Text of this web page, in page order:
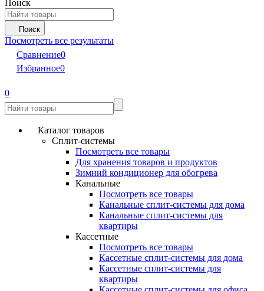
Поиск
Поиск
Посмотреть все результаты
Сравнение0
Избранное0
0
Каталог товаров
Сплит-системы
Посмотреть все товары
Для хранения товаров и продуктов
Зимний кондиционер для обогрева
Канальные
Посмотреть все товары
Канальные сплит-системы для дома
Канальные сплит-системы для
квартиры
Кассетные
Посмотреть все товары
Кассетные сплит-системы для дома
Кассетные сплит-системы для
квартиры